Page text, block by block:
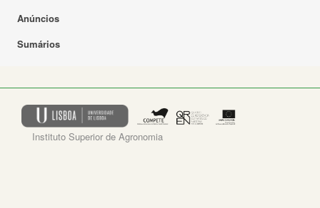
Anúncios
Sumários
Instituto Superior de Agronomia